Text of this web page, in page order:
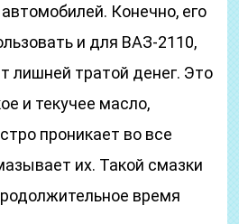
Конечно, его
и для ВАЗ-2110,
лишней тратой денег. Это
и текучее масло,
проникает во все
их. Такой смазки
время